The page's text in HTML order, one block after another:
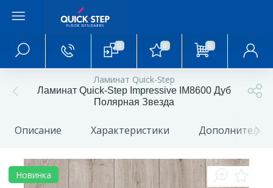
0 0 0
Ламинат Quick-Step
Ламинат Quick-Step Impressive IM8600 Дуб
Полярная Звезда
Описание Характеристики
Новинка
Главное меню
Главная
О магазине
Акции и скидки